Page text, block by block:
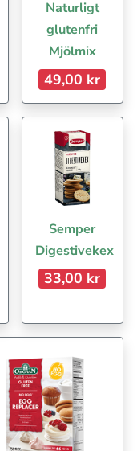
Naturligt
glutenfri
Mjölmix
49,00 kr
Semper
Digestivekex
33,00 kr